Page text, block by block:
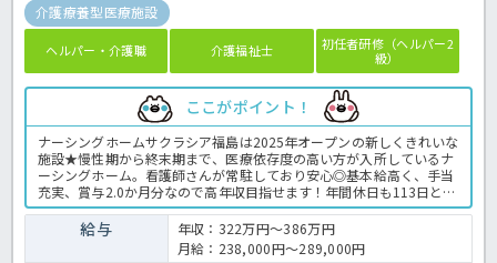
介護療養型医療施設
ヘルパー・介護職 介護福祉士
初任者研修（ヘルパー2
級）
ここがポイント！
ナーシングホームサクラシア福島は2025年オープンの新しくきれいな
施設★慢性期から終末期まで、医療依存度の高い方が入所しているナ
ーシングホーム。看護師さんが常駐しており安心◎基本給高く、手当
充実、賞与2.0か月分なので高年収目指せます！年間休日も113日と多
く、お仕事だけではなくプライベートも充実する職場環境です！気に
なる方はぜひほっ介護までお問い合わせ下さい♬有料老人ホームでの
介護業務全般です。 ＜介護職 正職員 有料老人ホームの求人＞
給与
年収：322万円～386万円
月給：238,000円～289,000円